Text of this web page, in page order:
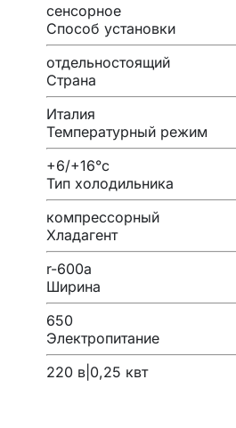
сенсорное
Способ установки
отдельностоящий
Страна
Италия
Температурный режим
+6/+16°c
Тип холодильника
компрессорный
Хладагент
r-600a
Ширина
650
Электропитание
220 в|0,25 квт